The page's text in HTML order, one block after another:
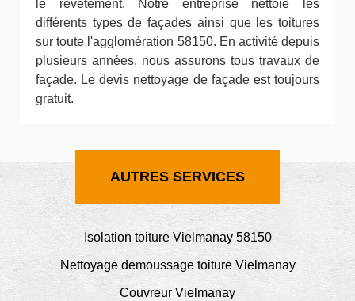
le revêtement. Notre entreprise nettoie les
différents types de façades ainsi que les toitures
sur toute l'agglomération 58150. En activité depuis
plusieurs années, nous assurons tous travaux de
façade. Le devis nettoyage de façade est toujours
gratuit.
AUTRES SERVICES
Isolation toiture Vielmanay 58150
Nettoyage demoussage toiture Vielmanay
Couvreur Vielmanay